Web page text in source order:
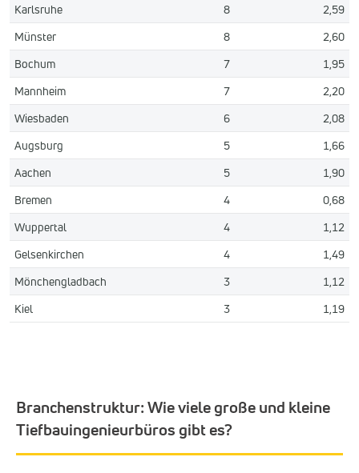
Karlsruhe
8
2,59
Münster
8
2,60
Bochum
7
1,95
Mannheim
7
2,20
Wiesbaden
6
2,08
Augsburg
5
1,66
Aachen
5
1,90
Bremen
4
0,68
Wuppertal
4
1,12
Gelsenkirchen
4
1,49
Mönchengladbach
3
1,12
Kiel
3 1,19
Branchenstruktur: Wie viele große und kleine
Tiefbauingenieurbüros gibt es?